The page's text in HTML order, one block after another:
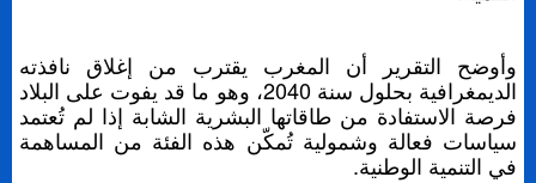
وأوضح التقرير أن المغرب يقترب من إغلاق نافذته
الديمغرافية بحلول سنة 2040، وهو ما قد يفوت على البلاد
فرصة الاستفادة من طاقاتها البشرية الشابة إذا لم تُعتمد
سياسات فعالة وشمولية تُمكّن هذه الفئة من المساهمة
في التنمية الوطنية.